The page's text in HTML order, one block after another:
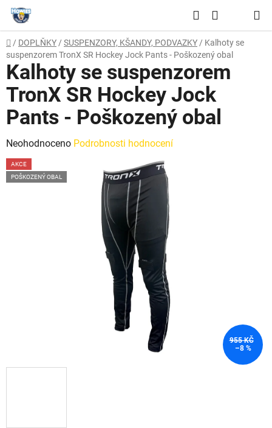
Přejít
obsah
Hledat
KOŠÍK
Domů
/ DOPLŇKY / SUSPENZORY, KŠANDY, PODVAZKY / Kalhoty se
suspenzorem TronX SR Hockey Jock Pants - Poškozený obal
Kalhoty se suspenzorem
TronX SR Hockey Jock
Pants - Poškozený obal
Průměrné
hodnocení
produktu
Neohodnoceno Podrobnosti hodnocení
AKCE
POŠKOZENÝ OBAL
955 KČ
–8 %